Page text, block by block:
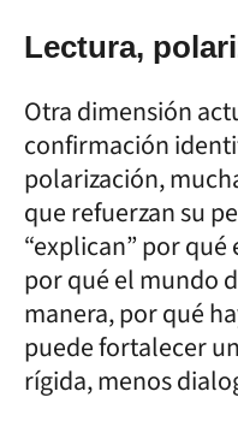
Lectura,
Otra dimensión
confirmación
polarización,
que refuerzan su
“explican” por
por qué el mundo
manera, por qué
puede fortalecer
rígida, menos